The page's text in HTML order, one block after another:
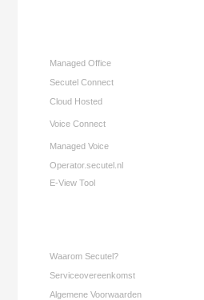
Managed Office
Secutel Connect
Cloud Hosted
Voice Connect
Managed Voice
Operator.secutel.nl
E-View Tool
Waarom Secutel?
Serviceovereenkomst
Algemene Voorwaarden